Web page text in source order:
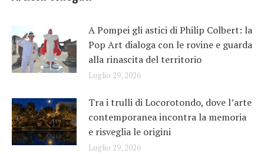
A Pompei gli astici di Philip Colbert: la
Pop Art dialoga con le rovine e guarda
alla rinascita del territorio
Luglio 29, 2026
Tra i trulli di Locorotondo, dove l’arte
contemporanea incontra la memoria
e risveglia le origini
Luglio 29, 2026